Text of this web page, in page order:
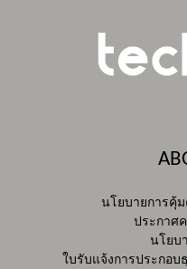
นโยบายการคุ้
ประกาศ
นโยบ
ใบรับแจ้งการประกอ